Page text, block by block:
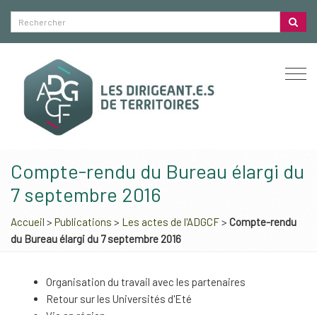
Compte-rendu du Bureau élargi du
7 septembre 2016
Accueil > Publications > Les actes de l'ADGCF> Compte-rendu
du Bureau élargi du 7 septembre 2016
Organisation du travail avec les partenaires
Retour sur les Universités d'Eté